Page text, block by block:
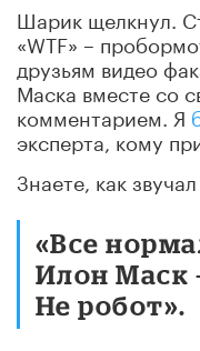
Шарик щелкнул.
«WTF» –
друзьям видео
Маска вместе со
комментарием. Я
эксперта, кому
Знаете, как
«Все
Илон Маск
Не робот».